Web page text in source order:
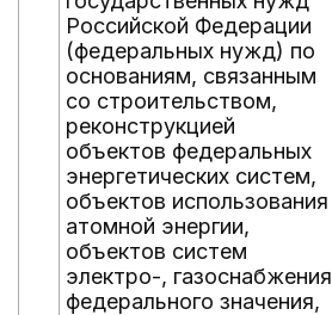
Российской Федерации
(федеральных нужд) по
основаниям, связанным
со строительством,
реконструкцией
объектов федеральных
энергетических систем,
объектов использования
атомной энергии,
объектов систем
электро-, газоснабжения
федерального значения,